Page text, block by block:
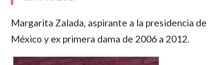
Margarita Zalada, aspirante a la presidencia de
México y ex primera dama de 2006 a 2012.